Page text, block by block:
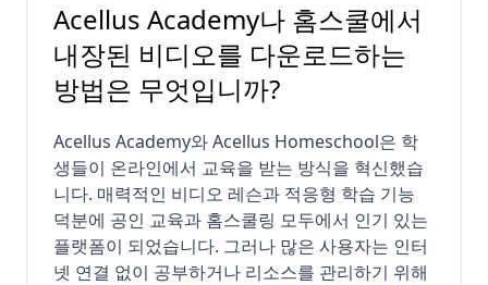
Acellus Academy나 홈스쿨에서
내장된 비디오를 다운로드하는
방법은 무엇입니까?
Acellus Academy와 Acellus Homeschool은 학
생들이 온라인에서 교육을 받는 방식을 혁신했습
니다. 매력적인 비디오 레슨과 적응형 학습 기능
덕분에 공인 교육과 홈스쿨링 모두에서 인기 있는
플랫폼이 되었습니다. 그러나 많은 사용자는 인터
넷 연결 없이 공부하거나 리소스를 관리하기 위해